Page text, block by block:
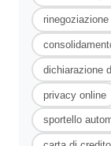
dichiarazione
privacy online
sportello